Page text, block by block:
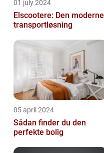
01 july 2024
Elscootere: Den moderne
transportløsning
05 april 2024
Sådan finder du den
perfekte bolig